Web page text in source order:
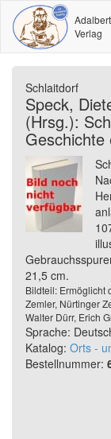
Verlag
Schlaitdorf
Speck,
(Hrsg.):
Geschichte
21,5 cm.
Bildteil: Ermöglicht
Zemler, Nürtinger
Walter Dürr, Erich
Sprache:
Katalog: Orts -
Bestellnummer: